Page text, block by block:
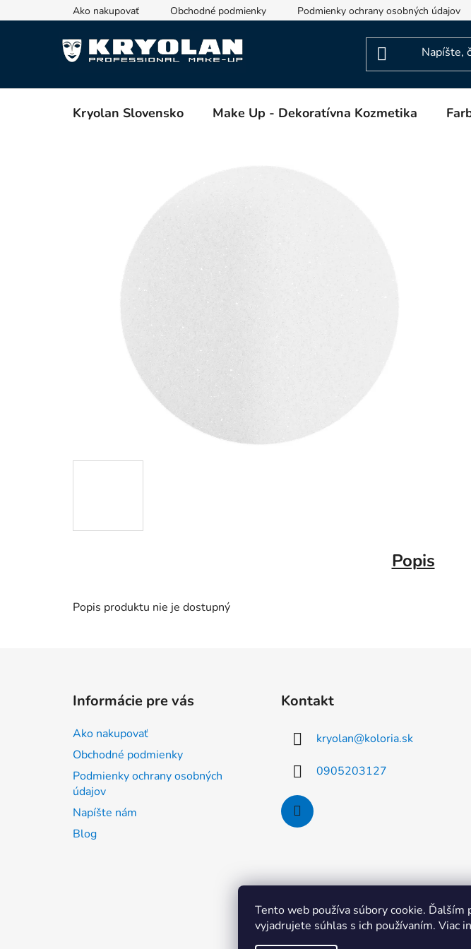
Tento web používa súbory cookie. Ďalším
vyjadrujete súhlas s ich používaním. Viac
na
Ako nakupovať Obchodné podmienky Podmienky ochrany osobných údajov
Kryolan Slovensko Make Up - Dekoratívna Kozmetika
Popis
Popis produktu nie je dostupný
Informácie pre vás
Ako nakupovať
Obchodné podmienky
Podmienky ochrany osobných
údajov
Napíšte nám
Blog
Kontakt
kryolan@koloria.sk
0905203127